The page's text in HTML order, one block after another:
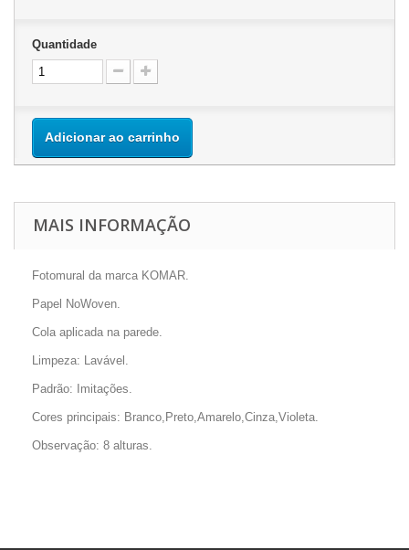
Quantidade
Adicionar ao carrinho
MAIS INFORMAÇÃO
Fotomural da marca KOMAR.
Papel NoWoven.
Cola aplicada na parede.
Limpeza: Lavável.
Padrão: Imitações.
Cores principais: Branco,Preto,Amarelo,Cinza,Violeta.
Observação: 8 alturas.